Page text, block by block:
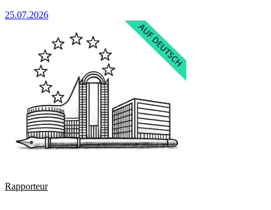
25.07.2026
Rapporteur